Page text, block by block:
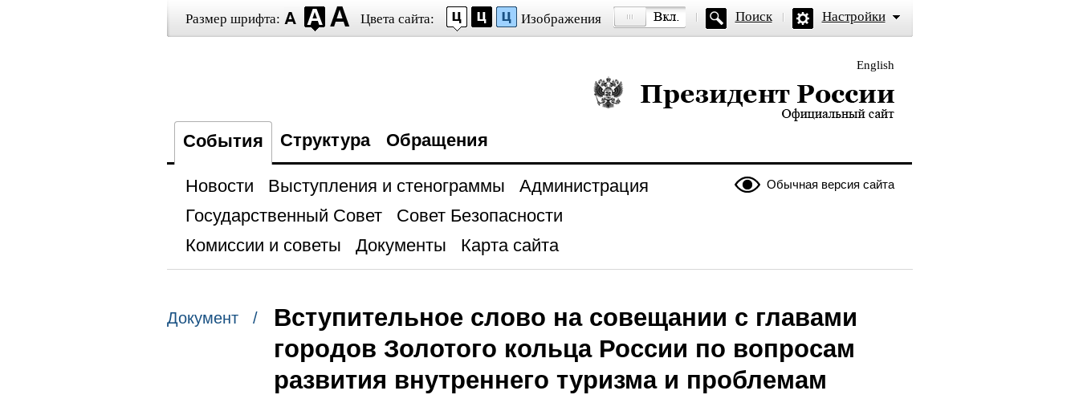
Размер шрифта: Цвета сайта: Изображения Поиск Настройки
English
Президент России — официальный сайт
События Структура Обращения
Обычная версия сайта
Новости Выступления и стенограммы
Администрация
Государственный Совет
Совет Безопасности
Комиссии и советы
Документы Карта сайта
Документ /
Вступительное слово на совещании с главами
городов Золотого кольца России по вопросам
развития внутреннего туризма и проблемам